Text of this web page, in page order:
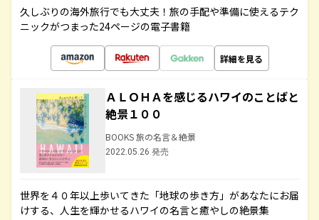
久しぶりの海外旅行でも大丈夫！旅の手配や準備に使えるテク
ニックがつまった24ページの電子書籍
詳細を見る
ＡＬＯＨＡを感じるハワイのことばと
絶景１００
BOOKS 旅の名言＆絶景
2022.05.26 発売
世界を４０年以上歩いてきた「地球の歩き方」があなたにお届
けする、人生を輝かせるハワイの名言と癒やしの絶景集